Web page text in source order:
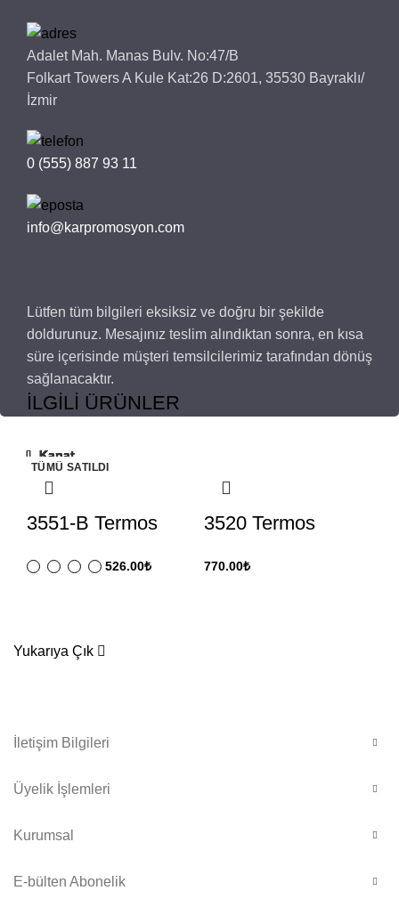
Adalet Mah. Manas Bulv. No:47/B
Folkart Towers A Kule Kat:26 D:2601, 35530 Bayraklı/
İzmir
0 (555) 887 93 11
info@karpromosyon.com
Lütfen tüm bilgileri eksiksiz ve doğru bir şekilde
doldurunuz. Mesajınız teslim alındıktan sonra, en kısa
süre içerisinde müşteri temsilcilerimiz tarafından dönüş
sağlanacaktır.
İLGILI ÜRÜNLER
Kapat
3551-B Termos
526.00₺
Kapat
3520 Termos
770.00₺
Kapat
Kapat
TÜMÜ SATILDI
Kapat
TÜMÜ SATILDI
Kapat
Kapat
TÜMÜ SATILDI
Kapat
Kapat
Kapat
Yukarıya Çık
İletişim Bilgileri
Üyelik İşlemleri
Kurumsal
E-bülten Abonelik